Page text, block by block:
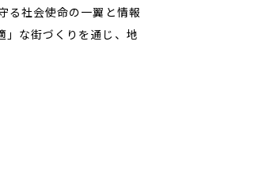
る社会使命の一翼と情報
」な街づくりを通じ、地